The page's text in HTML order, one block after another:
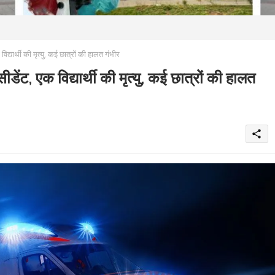
की मृत्यु, कई छात्रों की हालत गंभीर
एक विद्यार्थी की मृत्यु, कई छात्रों की हालत
share